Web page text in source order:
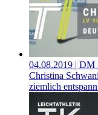
04.08.2019 | DM
Christina
ziemlich